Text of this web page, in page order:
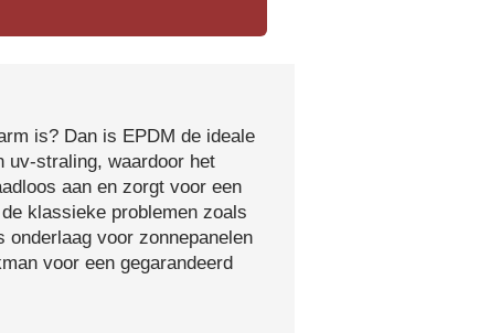
is? Dan is EPDM de ideale
uv-straling, waardoor het
aan en zorgt voor een
klassieke problemen zoals
voor zonnepanelen
voor een gegarandeerd